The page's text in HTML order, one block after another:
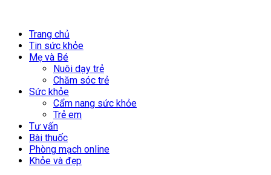
Trang chủ
Tin sức khỏe
Mẹ và Bé
Nuôi dạy trẻ
Chăm sóc trẻ
Sức khỏe
Cẩm nang sức khỏe
Trẻ em
Tư vấn
Bài thuốc
Phòng mạch online
Khỏe và đẹp